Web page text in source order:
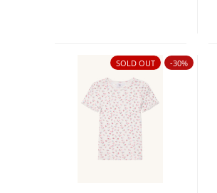
SOLD OUT -30%